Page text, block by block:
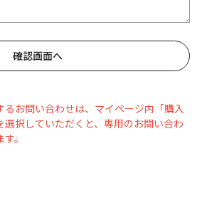
お問い合わせは、マイページ内「購入
択していただくと、専用のお問い合わ
。